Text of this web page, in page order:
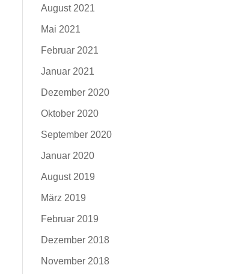
August 2021
Mai 2021
Februar 2021
Januar 2021
Dezember 2020
Oktober 2020
September 2020
Januar 2020
August 2019
März 2019
Februar 2019
Dezember 2018
November 2018